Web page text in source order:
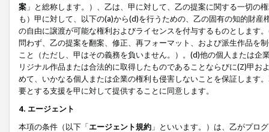
案 」と総称します。）、乙は、甲に対して、乙の提案に関する一切
も）甲に対して、以下の(a)から(d)を行うための、乙の固有の知的財
の自由に譲渡が可能な権利およびライセンスを付与するものとします
問わず、乙の提案を翻案、修正、再フォーマット、および派生作品を
こと（ただし、甲はその義務を負いません。）。(d)他の個人または
リジナル作品または合法的に取得したものであることならびに(Z)甲
めて、いかなる個人または企業の権利も侵害しないことを保証します
要とする支援を甲に対して提供することに同意します。
4. エージェント
本項の条件（以下「エージェント規約 」といいます。）は、乙がプロ